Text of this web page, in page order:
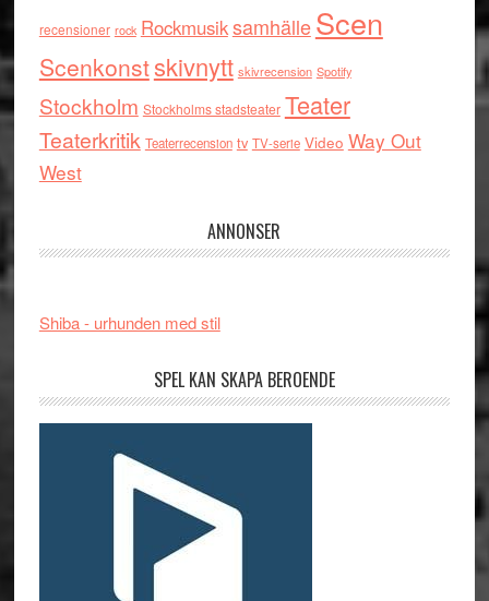
recensioner rock RockmusiksamhälleScen
Scenkonstskivnytt skivrecension Spotify
Stockholm Stockholms stadsteater Teater
Teaterkritik Teaterrecension tv TV-serie Video Way Out
West
ANNONSER
Shiba - urhunden med stil
SPEL KAN SKAPA BEROENDE